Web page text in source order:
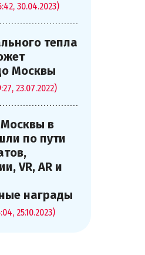
30.04.2023)
тепла
Москвы
23.07.2022)
в
по пути
VR, AR и
награды
25.10.2023)